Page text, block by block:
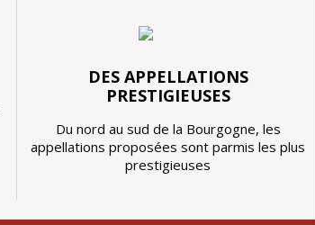
DES APPELLATIONS
PRESTIGIEUSES
Du nord au sud de la Bourgogne, les
appellations proposées sont parmis les plus
prestigieuses